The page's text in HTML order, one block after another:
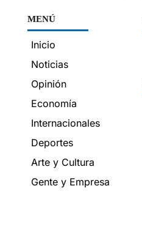
MENÚ
Inicio
Noticias
Opinión
Economía
Internacionales
Deportes
Arte y Cultura
Gente y Empresa